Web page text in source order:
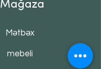
Mağaza
Mətbəx
mebeli